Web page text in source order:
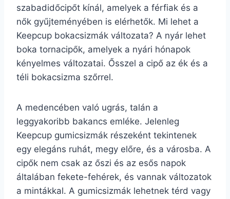
szabadidőcipőt kínál, amelyek a férfiak és a
nők gyűjteményében is elérhetők. Mi lehet a
Keepcup bokacsizmák változata? A nyár lehet
boka tornacipők, amelyek a nyári hónapok
kényelmes változatai. Ősszel a cipő az ék és a
téli bokacsizma szőrrel.
A medencében való ugrás, talán a
leggyakoribb bakancs emléke. Jelenleg
Keepcup gumicsizmák részeként tekintenek
egy elegáns ruhát, megy előre, és a városba. A
cipők nem csak az őszi és az esős napok
általában fekete-fehérek, és vannak változatok
a mintákkal. A gumicsizmák lehetnek térd vagy